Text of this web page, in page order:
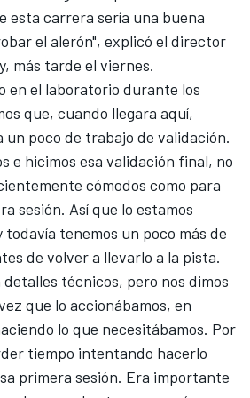
esta carrera sería una buena
el alerón", explicó el director
más tarde el viernes.
en el laboratorio durante los
que, cuando llegara aquí,
un poco de trabajo de validación.
e hicimos esa validación final, no
cómodos como para
sesión. Así que lo estamos
tenemos un poco más de
de volver a llevarlo a la pista.
técnicos, pero nos dimos
que lo accionábamos, en
lo que necesitábamos. Por
tiempo intentando hacerlo
primera sesión. Era importante